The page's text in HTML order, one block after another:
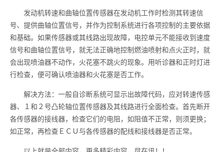
发动机转速和曲轴位置传感器在发动机工作时检测其转速信
号、提供曲轴位置信号，并作为控制系统进行各项控制的主要依据
和基础。如果传感器或其线路出现故障，电控单元不能接收到速度
信号和曲轴位置信号，就无法正确地控制燃油喷射和点火正时，就
会出现喷油器不动作，火花塞不跳火的现象。用听诊器和正时灯进
行检查，便可确认喷油器和火花塞是否工作。
解决方法：一般自诊断系统可显示出故障代码，应对转速传感
器、１和２号凸轮轴位置传感器及其线路进行全面检查。首先断开
各传感器的接线器，检查它们的电阻，如阻值不正常，则须更换；
如正常，再检查ＥＣＵ与各传感器的配线和接线器是否正常。